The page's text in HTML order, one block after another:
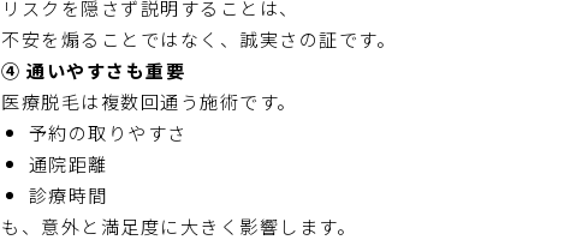
リスクを隠さず説明することは、
不安を煽ることではなく、誠実さの証です。
④ 通いやすさも重要
医療脱毛は複数回通う施術です。
予約の取りやすさ
通院距離
診療時間
も、意外と満足度に大きく影響します。